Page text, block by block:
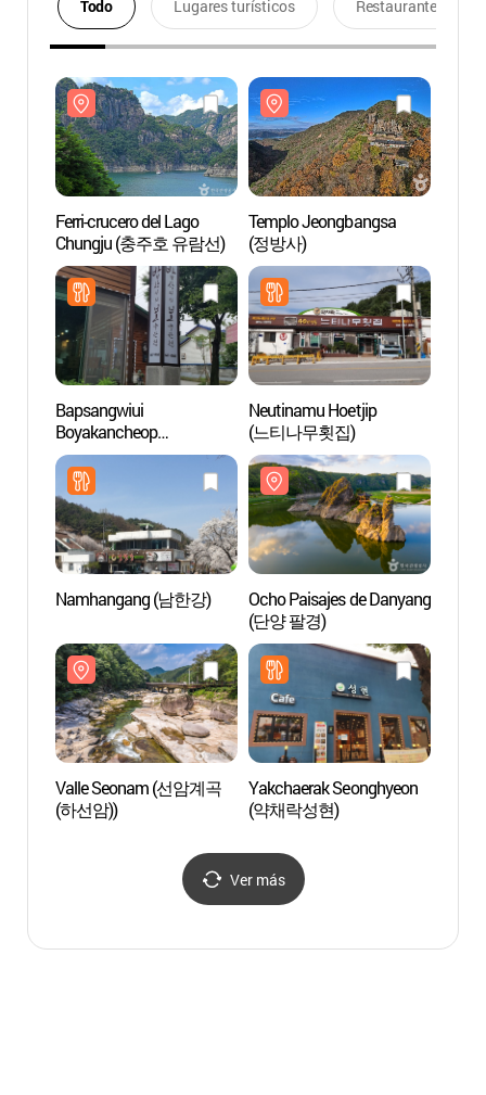
Todo Lugares turísticos Restaurantes
Ferri-crucero del Lago
Chungju (충주호 유람선)
Templo Jeongbangsa
(정방사)
Bapsangwiui
Boyakancheop
Cheongpung
(밥상위의보약한첩 청풍)
Neutinamu Hoetjip
(느티나무횟집)
Namhangang (남한강)
Ocho Paisajes de Danyang
(단양 팔경)
Valle Seonam (선암계곡
(하선암))
Yakchaerak Seonghyeon
(약채락성현)
Ver más